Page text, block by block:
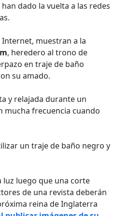
han dado la vuelta a las redes
muestran a la
, heredero al trono de
en traje de baño
su amado.
y relajada durante un
mucha frecuencia cuando
un traje de baño negro y
luz luego que una corte
de una revista deberán
reina de Inglaterra